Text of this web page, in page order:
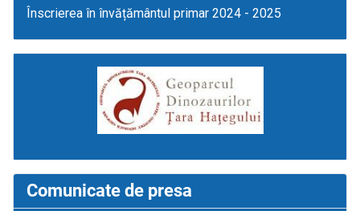
Înscrierea în învățământul primar 2024 - 2025
Comunicate de presa